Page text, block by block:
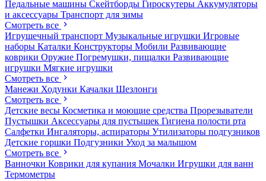
Педальные машины Скейтборды Гироскутеры Аккумуляторы
и аксессуары Транспорт для зимы
Смотреть все
Игрушечный транспорт Музыкальные игрушки Игровые
наборы Каталки Конструкторы Мобили Развивающие
коврики Оружие Погремушки, пищалки Развивающие
игрушки Мягкие игрушки
Смотреть все
Манежи Ходунки Качалки Шезлонги
Смотреть все
Детские весы Косметика и моющие средства Прорезыватели
Пустышки Аксессуары для пустышек Гигиена полости рта
Салфетки Ингаляторы, аспираторы Утилизаторы подгузников
Детские горшки Подгузники Уход за малышом
Смотреть все
Ванночки Коврики для купания Мочалки Игрушки для ванн
Термометры